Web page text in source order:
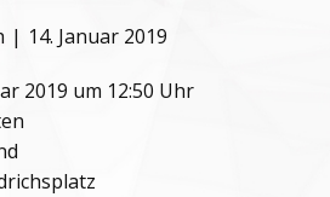
14. Januar 2019
2019 um 12:50 Uhr